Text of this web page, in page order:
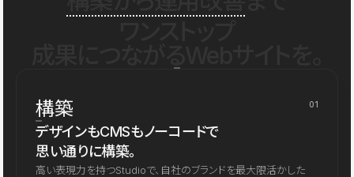
構築 01
デザインもCMSもノーコードで
思い通りに構築。
高い表現力を持つStudioで、自社のブランドを最大限活かした